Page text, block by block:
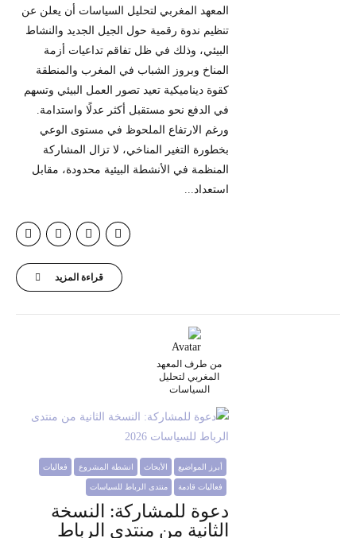
المعهد المغربي لتحليل السياسات أن يعلن عن
تنظيم ندوة رقمية حول الجيل الجديد والنشاط
البيئي، وذلك في ظل تفاقم تداعيات أزمة
المناخ وبروز الشباب في المغرب والمنطقة
كقوة ديناميكية تعيد تصور العمل البيئي وتسهم
في الدفع نحو مستقبل أكثر عدلًا واستدامة.
ورغم الارتفاع الملحوظ في مستوى الوعي
بخطورة التغير المناخي، لا تزال المشاركة
المنظمة في الأنشطة البيئية محدودة، مقابل
استعداد...
قراءة المزيد
من طرف المعهد
المغربي لتحليل
السياسات
أبرز المواضيع الأبحاث انشطة المشروع فعاليات
فعاليات قادمة منتدى الرباط للسياسات
دعوة للمشاركة: النسخة
الثانية من منتدى الرباط